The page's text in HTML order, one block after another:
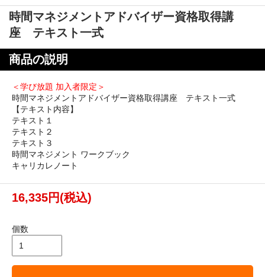
時間マネジメントアドバイザー資格取得講
座 テキスト一式
商品の説明
＜学び放題 加入者限定＞
時間マネジメントアドバイザー資格取得講座 テキスト一式
【テキスト内容】
テキスト１
テキスト２
テキスト３
時間マネジメント ワークブック
キャリカレノート
16,335円(税込)
個数